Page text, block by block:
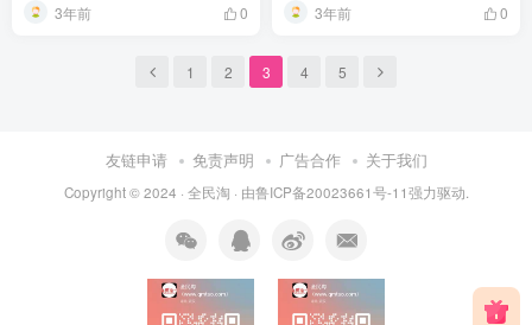
3年前 0 3年前 0
1 2 3 4 5
友链申请 免责声明 广告合作 关于我们
Copyright © 2024 · 全民淘 · 由鲁ICP备20023661号-11强力驱动.